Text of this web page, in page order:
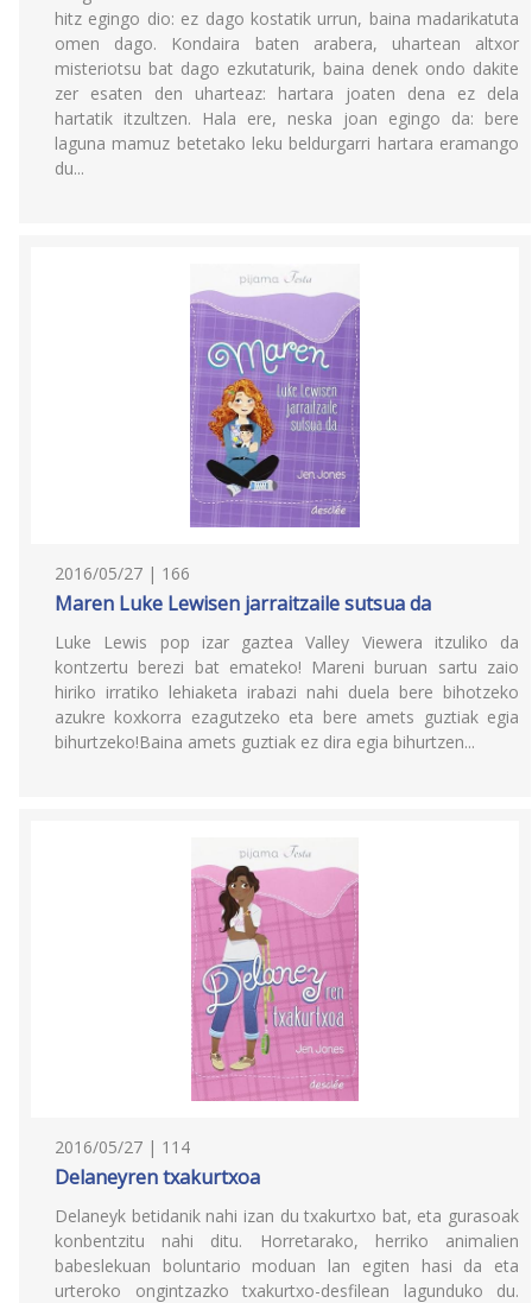
hitz egingo dio: ez dago kostatik urrun, baina madarikatuta
omen dago. Kondaira baten arabera, uhartean altxor
misteriotsu bat dago ezkutaturik, baina denek ondo dakite
zer esaten den uharteaz: hartara joaten dena ez dela
hartatik itzultzen. Hala ere, neska joan egingo da: bere
laguna mamuz betetako leku beldurgarri hartara eramango
du...
2016/05/27 | 166
Maren Luke Lewisen jarraitzaile sutsua da
Luke Lewis pop izar gaztea Valley Viewera itzuliko da
kontzertu berezi bat emateko! Mareni buruan sartu zaio
hiriko irratiko lehiaketa irabazi nahi duela bere bihotzeko
azukre koxkorra ezagutzeko eta bere amets guztiak egia
bihurtzeko!Baina amets guztiak ez dira egia bihurtzen...
2016/05/27 | 114
Delaneyren txakurtxoa
Delaneyk betidanik nahi izan du txakurtxo bat, eta gurasoak
konbentzitu nahi ditu. Horretarako, herriko animalien
babeslekuan boluntario moduan lan egiten hasi da eta
urteroko ongintzazko txakurtxo-desfilean lagunduko du.